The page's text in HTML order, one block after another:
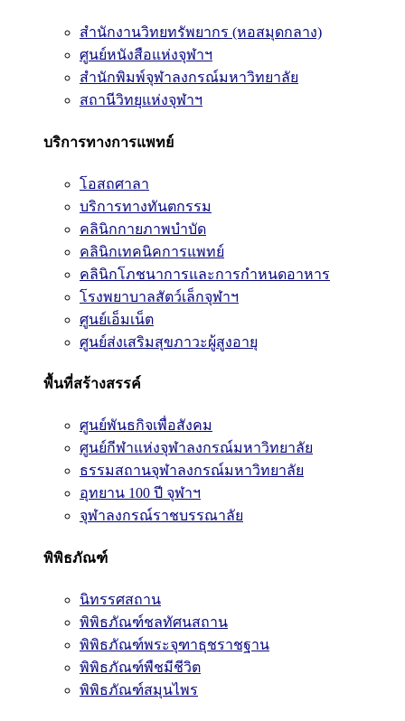
สำนักงานวิทยทรัพยากร (หอสมุดกลาง)
ศูนย์หนังสือแห่งจุฬาฯ
สำนักพิมพ์จุฬาลงกรณ์มหาวิทยาลัย
สถานีวิทยุแห่งจุฬาฯ
บริการทางการแพทย์
โอสถศาลา
บริการทางทันตกรรม
คลินิกกายภาพบำบัด
คลินิกเทคนิคการแพทย์
คลินิกโภชนาการและการกำหนดอาหาร
โรงพยาบาลสัตว์เล็กจุฬาฯ
ศูนย์เอ็มเน็ต
ศูนย์ส่งเสริมสุขภาวะผู้สูงอายุ
พื้นที่สร้างสรรค์
ศูนย์พันธกิจเพื่อสังคม
ศูนย์กีฬาแห่งจุฬาลงกรณ์มหาวิทยาลัย
ธรรมสถานจุฬาลงกรณ์มหาวิทยาลัย
อุทยาน 100 ปี จุฬาฯ
จุฬาลงกรณ์ราชบรรณาลัย
พิพิธภัณฑ์
นิทรรศสถาน
พิพิธภัณฑ์ชลทัศนสถาน
พิพิธภัณฑ์พระจุฑาธุชราชฐาน
พิพิธภัณฑ์พืชมีชีวิต
พิพิธภัณฑ์สมุนไพร